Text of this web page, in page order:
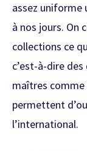
assez uniforme
à nos jours. On
collections ce
c’est-à-dire
maîtres comme
permettent
l’international.